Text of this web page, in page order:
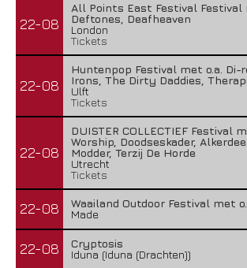
22-08
All Points East Festival Festival
Deftones, Deafheaven
London
Tickets
22-08
Huntenpop Festival met o.a. Di-
Irons, The Dirty Daddies,
Ulft
Tickets
22-08
DUISTER COLLECTIEF Festival
Worship, Doodseskader,
Modder, Terzij De Horde
Utrecht
Tickets
22-08
Waailand Outdoor Festival met
Made
22-08
Cryptosis
Iduna (Iduna (Drachten))